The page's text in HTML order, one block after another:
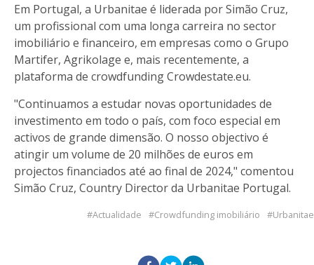
Em Portugal, a Urbanitae é liderada por Simão Cruz,
um profissional com uma longa carreira no sector
imobiliário e financeiro, em empresas como o Grupo
Martifer, Agrikolage e, mais recentemente, a
plataforma de crowdfunding Crowdestate.eu.
"Continuamos a estudar novas oportunidades de
investimento em todo o país, com foco especial em
activos de grande dimensão. O nosso objectivo é
atingir um volume de 20 milhões de euros em
projectos financiados até ao final de 2024," comentou
Simão Cruz, Country Director da Urbanitae Portugal.
Actualidade Crowdfunding imobiliário Urbanitae